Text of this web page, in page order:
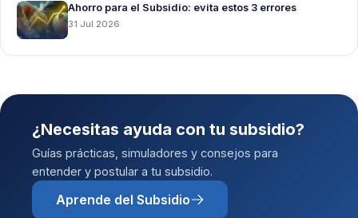
Ahorro para el Subsidio: evita estos 3 errores
31 Jul 2026
¿Necesitas ayuda con tu subsidio?
Guías prácticas, simuladores y consejos para
entender y postular a tu subsidio.
Aprende del Subsidio